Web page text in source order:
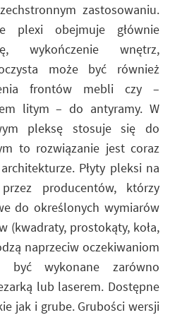
zastosowaniu.
plexi obejmuje głównie
wykończenie wnętrz,
może być również
frontów mebli czy –
litym – do antyramy. W
pleksę stosuje się do
to rozwiązanie jest coraz
Płyty pleksi na
producentów, którzy
do określonych wymiarów
(kwadraty, prostokąty, koła,
naprzeciw oczekiwaniom
być wykonane zarówno
lub laserem. Dostępne
jak i grube. Grubości wersji